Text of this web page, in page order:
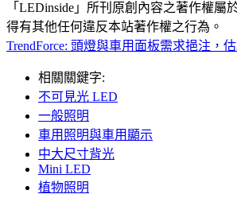
「LEDinside」所刊原創內容之著作權
得有其他任何違反本站著作權之行為。
TrendForce: 頭燈與車用面板需求挹注，
相關關鍵字:
不可見光 LED
一般照明
車用照明與車用顯示
中大尺寸背光
Mini LED
植物照明